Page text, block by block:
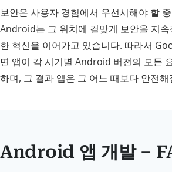
보안은 사용자 경험에서 우선시해야 할
Android는 그 위치에 걸맞게 보안을 지
한 혁신을 이어가고 있습니다. 따라서
면 앱이 각 시기별 Android 버전의 모든
하며, 그 결과 앱은 그 어느 때보다 안전해
Android 앱 개발 –